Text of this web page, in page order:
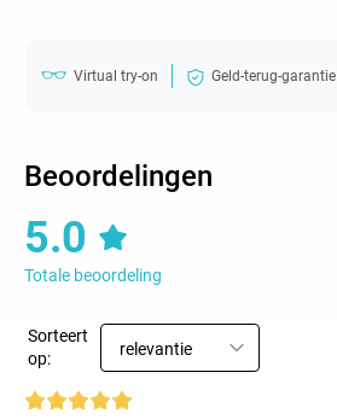
Virtual try-on Geld-terug-garantie
Beoordelingen
5.0
Totale beoordeling
Sorteert
op:
relevantie